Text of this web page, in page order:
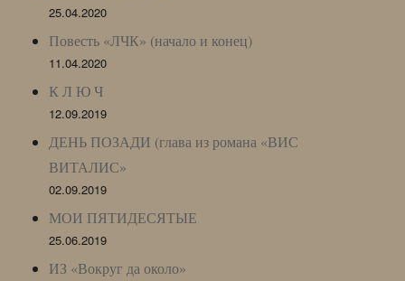
25.04.2020
Повесть «ЛЧК» (начало и конец)
11.04.2020
К Л Ю Ч
12.09.2019
ДЕНЬ ПОЗАДИ (глава из романа «ВИС
ВИТАЛИС»
02.09.2019
МОИ ПЯТИДЕСЯТЫЕ
25.06.2019
ИЗ «Вокруг да около»